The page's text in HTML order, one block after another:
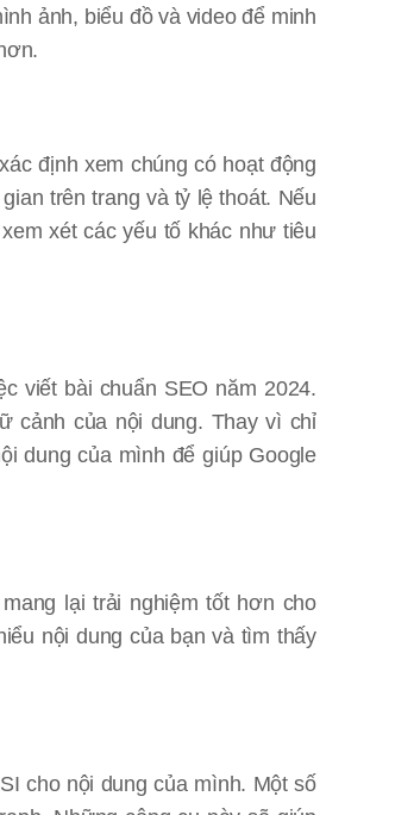
ảnh, biểu đồ và video để minh
định xem chúng có hoạt động
trên trang và tỷ lệ thoát. Nếu
xét các yếu tố khác như tiêu
viết bài chuẩn SEO năm 2024.
cảnh của nội dung. Thay vì chỉ
dung của mình để giúp Google
lại trải nghiệm tốt hơn cho
nội dung của bạn và tìm thấy
cho nội dung của mình. Một số